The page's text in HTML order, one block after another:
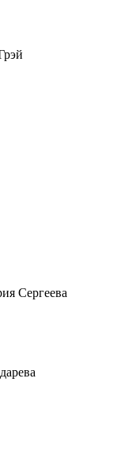
Сергеева